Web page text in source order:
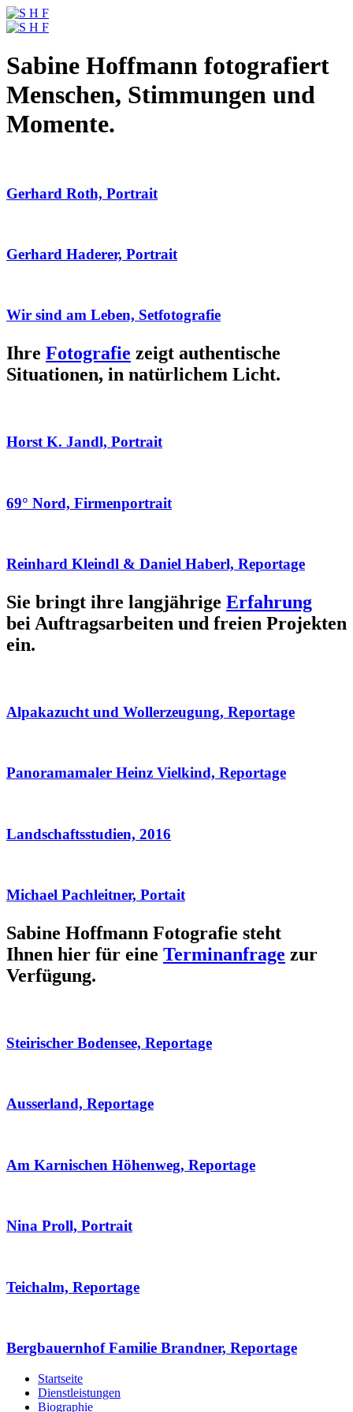
Sabine Hoffmann fotografiert
Menschen, Stimmungen und
Momente.
Gerhard Roth, Portrait
Gerhard Haderer, Portrait
Wir sind am Leben, Setfotografie
Ihre Fotografie zeigt authentische
Situationen, in natürlichem Licht.
Horst K. Jandl, Portrait
69° Nord, Firmenportrait
Reinhard Kleindl & Daniel Haberl, Reportage
Sie bringt ihre langjährige Erfahrung
bei Auftragsarbeiten und freien Projekten
ein.
Alpakazucht und Wollerzeugung, Reportage
Panoramamaler Heinz Vielkind, Reportage
Landschaftsstudien, 2016
Michael Pachleitner, Portait
Sabine Hoffmann Fotografie steht
Ihnen hier für eine Terminanfrage zur
Verfügung.
Steirischer Bodensee, Reportage
Ausserland, Reportage
Am Karnischen Höhenweg, Reportage
Nina Proll, Portrait
Teichalm, Reportage
Bergbauernhof Familie Brandner, Reportage
Startseite
Dienstleistungen
Biographie